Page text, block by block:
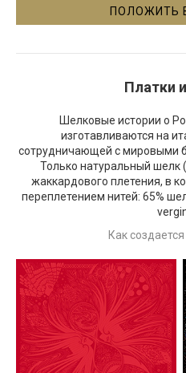
Платки
Шелковые истории о
изготавливаются на
сотрудничающей с мировыми
Только натуральный
жаккардового плетения, в
переплетением нитей: 65%
Как